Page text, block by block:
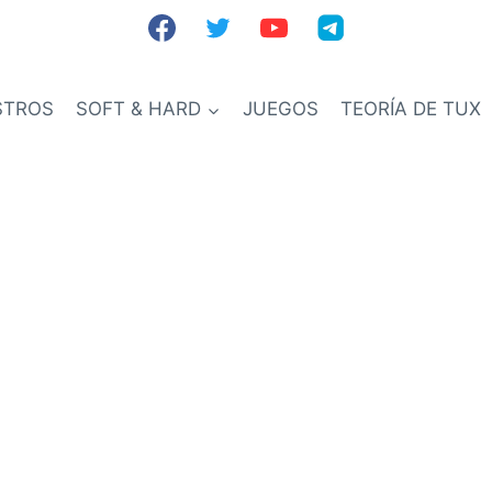
SOFT & HARD JUEGOS TEORÍA DE TUX